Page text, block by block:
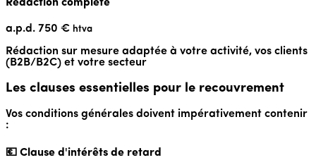
Rédaction complète
a.p.d. 750 € htva
Rédaction sur mesure adaptée à votre activité, vos clients
(B2B/B2C) et votre secteur
Les clauses essentielles pour le recouvrement
Vos conditions générales doivent impérativement contenir
:
💶 Clause d'intérêts de retard